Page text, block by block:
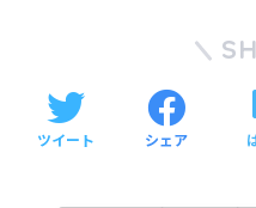
ツイート シェア